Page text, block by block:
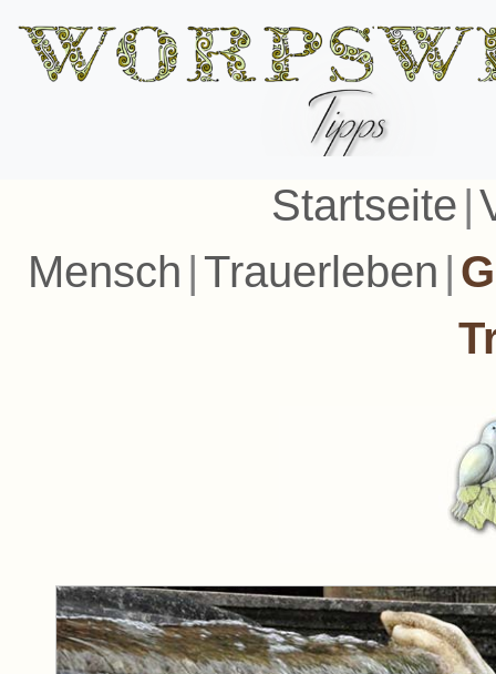
Startseite |
Mensch | Trauerleben |